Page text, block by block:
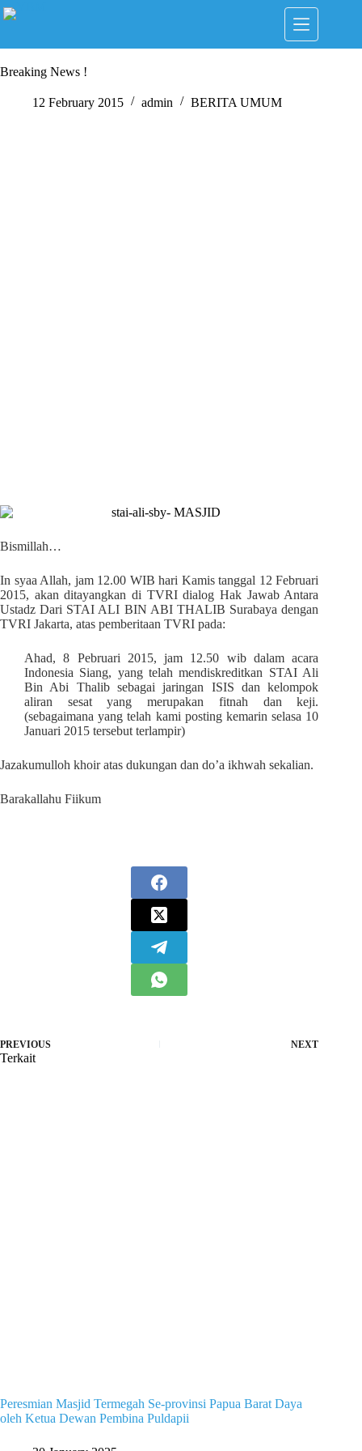
Skip
to
Breaking News !
12 February 2015 admin BERITA UMUM
Bismillah…
In syaa Allah, jam 12.00 WIB hari Kamis tanggal 12 Februari
2015, akan ditayangkan di TVRI dialog Hak Jawab Antara
Ustadz Dari STAI ALI BIN ABI THALIB Surabaya dengan
TVRI Jakarta, atas pemberitaan TVRI pada:
Ahad, 8 Pebruari 2015, jam 12.50 wib dalam acara
Indonesia Siang, yang telah mendiskreditkan STAI Ali
Bin Abi Thalib sebagai jaringan ISIS dan kelompok
aliran sesat yang merupakan fitnah dan keji.
(sebagaimana yang telah kami posting kemarin selasa 10
Januari 2015 tersebut terlampir)
Jazakumulloh khoir atas dukungan dan do’a ikhwah sekalian.
Barakallahu Fiikum
PREVIOUS NEXT
Terkait
Peresmian Masjid Termegah Se-provinsi Papua Barat Daya
oleh Ketua Dewan Pembina Puldapii